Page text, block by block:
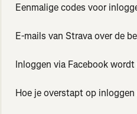
Eenmalige codes voor
E-mails van Strava over de
Inloggen via Facebook
Hoe je overstapt op